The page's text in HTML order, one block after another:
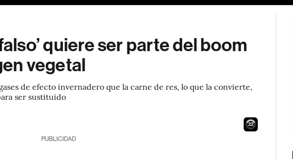
quiere ser parte del boom
vegetal
de efecto invernadero que la carne de res, lo que la convierte,
ser sustituido
21
PUBLICIDAD